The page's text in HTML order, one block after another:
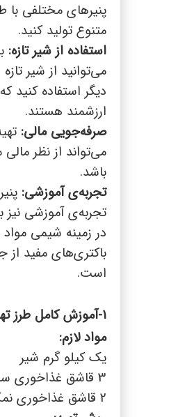
پنیرهای مختلفی
متنوع تولید کنید.
استفاده از شیر تازه:
می‌توانید از شیر
دیگر استفاده کنید
ارزشمند هستند.
صرفه‌جویی مالی:
می‌تواند از نظر
باشد.
تجربه‌ی آموزشی:
تجربه‌ی آموزشی
در زمینه شیمی
باکتری‌های مفید از
است.
1-آموزش کامل طرز تهیه پنیر خانگی با سرکه
مواد لازم:
یک کیلو گرم شیر
3 قاشق غذاخوری سرکه سفید
2 قاشق غذاخوری